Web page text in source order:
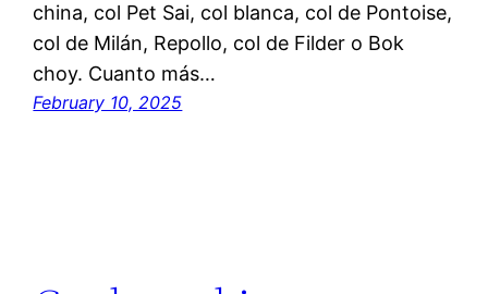
china, col Pet Sai, col blanca, col de Pontoise,
col de Milán, Repollo, col de Filder o Bok
choy. Cuanto más…
February 10, 2025